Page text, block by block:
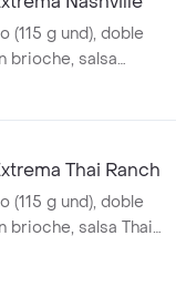
(115 g und), doble
brioche, salsa
francesa mediana
Thai Ranch
(115 g und), doble
brioche, salsa Thai
(60 g) y gaseosa